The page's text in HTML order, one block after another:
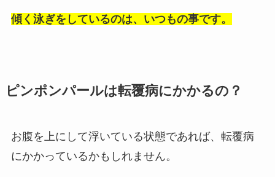
傾く泳ぎをしているのは、いつもの事です。
ピンポンパールは転覆病にかかるの？
お腹を上にして浮いている状態であれば、転覆病
にかかっているかもしれません。